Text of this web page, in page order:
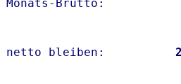
Monats-
netto bleiben: